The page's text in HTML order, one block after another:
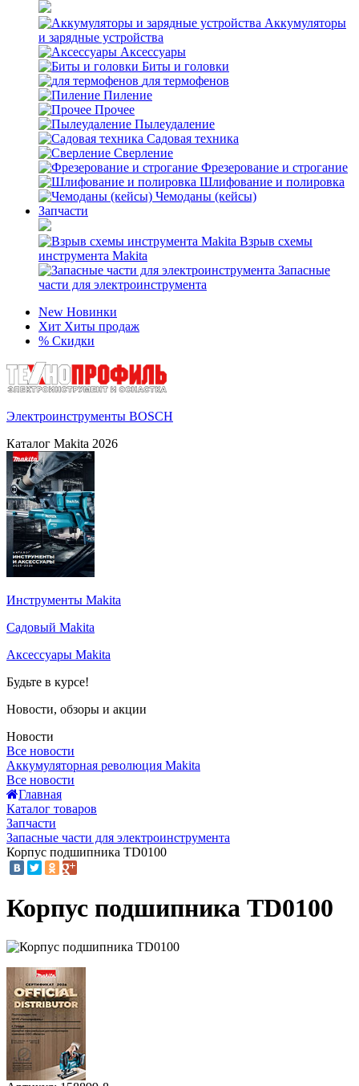
Аккумуляторы
и зарядные устройства
Аксессуары
Биты и головки
для термофенов
Пиление
Прочее
Пылеудаление
Садовая техника
Сверление
Фрезерование и строгание
Шлифование и полировка
Чемоданы (кейсы)
Запчасти
Взрыв схемы
инструмента Makita
Запасные
части для электроинструмента
New Новинки
Хит Хиты продаж
% Скидки
Электроинструменты BOSCH
Каталог Makita 2026
Инструменты Makita
Садовый Makita
Аксессуары Makita
Будьте в курсе!
Новости, обзоры и акции
Новости
Все новости
Аккумуляторная революция Makita
Все новости
Главная
Каталог товаров
Запчасти
Запасные части для электроинструмента
Корпус подшипника TD0100
Корпус подшипника TD0100